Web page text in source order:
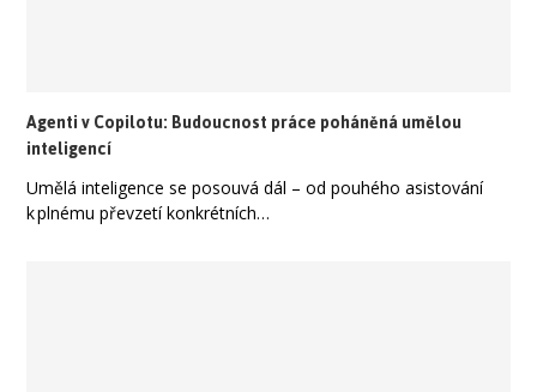
Agenti v Copilotu: Budoucnost práce poháněná umělou
inteligencí
Umělá inteligence se posouvá dál – od pouhého asistování
k plnému převzetí konkrétních…